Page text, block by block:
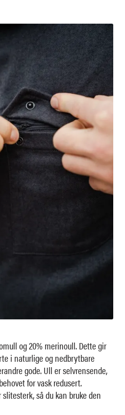
og 20% merinoull. Dette gir
i naturlige og nedbrytbare
gode. Ull er selvrensende,
for vask redusert.
så du kan bruke den